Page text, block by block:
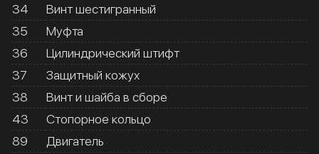
34
Винт шестигранный
35
Муфта
36
Цилиндрический штифт
37
Защитный кожух
38
Винт и шайба в сборе
43
Стопорное кольцо
89
Двигатель